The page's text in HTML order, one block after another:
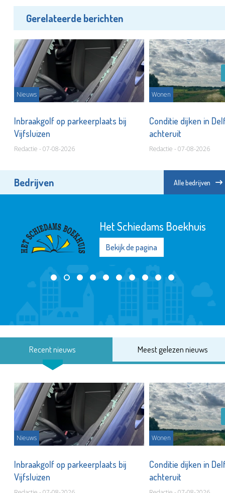
Gerelateerde berichten
Nieuws
Inbraakgolf op parkeerplaats bij
Vijfsluizen
Redactie - 07-08-2026
Wonen
Conditie dijken in
achteruit
Redactie - 07-08-2026
Bedrijven Alle bedrijven
Het Schiedams Boekhuis
Bekijk de pagina
Recent nieuws Meest gelezen nieuws
Nieuws
Inbraakgolf op parkeerplaats bij
Vijfsluizen
Wonen
Conditie dijken in
achteruit